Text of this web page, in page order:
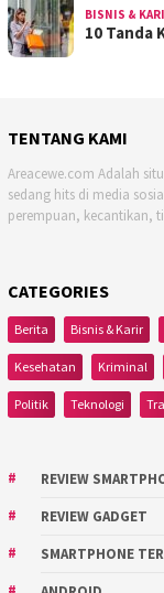
BISNIS &
10 Tanda
TENTANG KAMI
Areacewe.com Adalah
sedang hits di media
perempuan, kecantikan,
CATEGORIES
Berita Bisnis & Karir
Kesehatan Kriminal
Politik Teknologi
REVIEW
REVIEW GADGET
SMARTPHONE